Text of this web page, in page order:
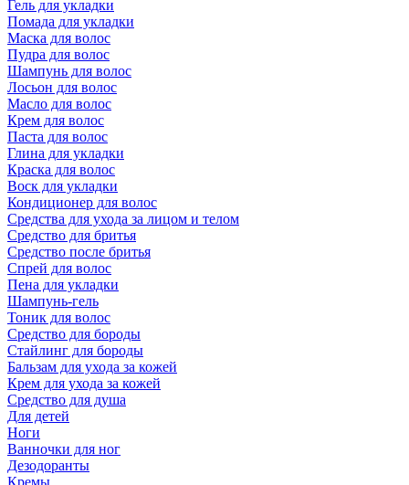
Гель для укладки
Помада для укладки
Маска для волос
Пудра для волос
Шампунь для волос
Лосьон для волос
Масло для волос
Крем для волос
Паста для волос
Глина для укладки
Краска для волос
Воск для укладки
Кондиционер для волос
Средства для ухода за лицом и телом
Средство для бритья
Средство после бритья
Спрей для волос
Пена для укладки
Шампунь-гель
Тоник для волос
Средство для бороды
Стайлинг для бороды
Бальзам для ухода за кожей
Крем для ухода за кожей
Средство для душа
Для детей
Ноги
Ванночки для ног
Дезодоранты
Кремы